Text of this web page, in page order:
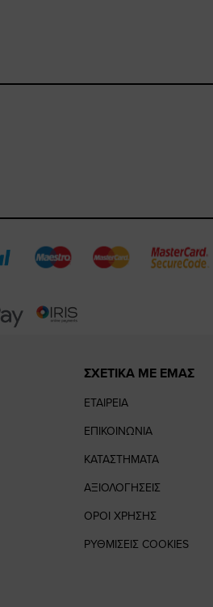
ΣΧΕΤΙΚΑ ΜΕ ΕΜΑΣ
ΕΤΑΙΡΕΙΑ
ΕΠΙΚΟΙΝΩΝΙΑ
ΚΑΤΑΣΤΗΜΑΤΑ
ΑΞΙΟΛΟΓΗΣΕΙΣ
ΟΡΟΙ ΧΡΗΣΗΣ
ΡΥΘΜΙΣΕΙΣ COOKIES